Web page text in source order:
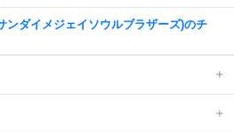
ダイメジェイソウルブラザーズ)のチ